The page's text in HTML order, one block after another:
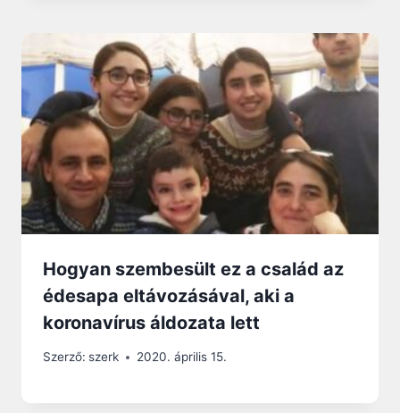
Hogyan szembesült ez a család az
édesapa eltávozásával, aki a
koronavírus áldozata lett
Szerző: szerk 2020. április 15.